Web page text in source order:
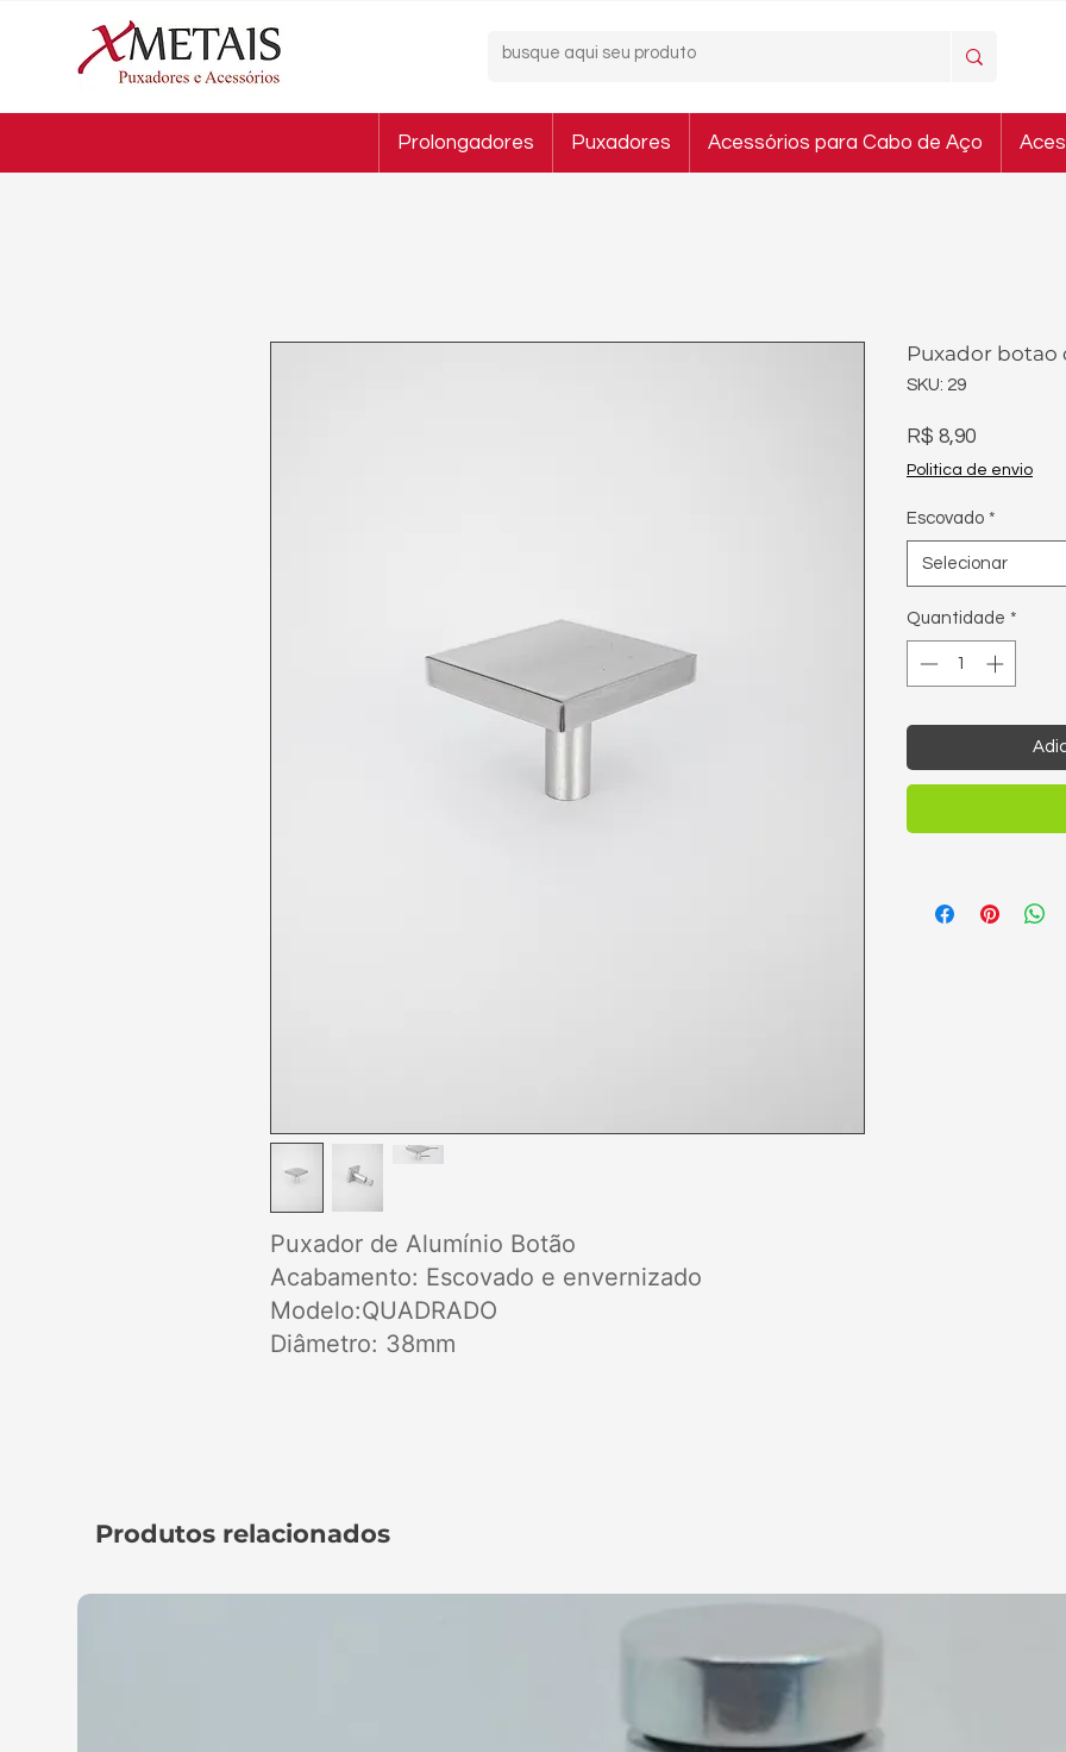
Prolongadores Puxadores Acessórios para Cabo de Aço
Puxador de Alumínio Botão
Acabamento: Escovado e envernizado
Modelo:QUADRADO
Diâmetro: 38mm
Puxador botao
SKU: 29
R$ 8,90Preço
Politica de envio
Escovado *
Selecionar
Quantidade *
Produtos relacionados